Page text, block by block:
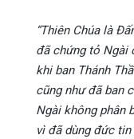
“Thiên Chúa là
đã chứng tỏ Ngài
khi ban Thánh
cũng như đã ban
Ngài không phân
vì đã dùng đức tin